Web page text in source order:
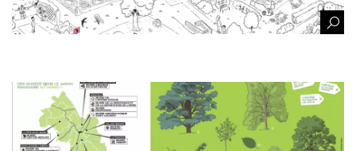
Afficher
l'image
grand